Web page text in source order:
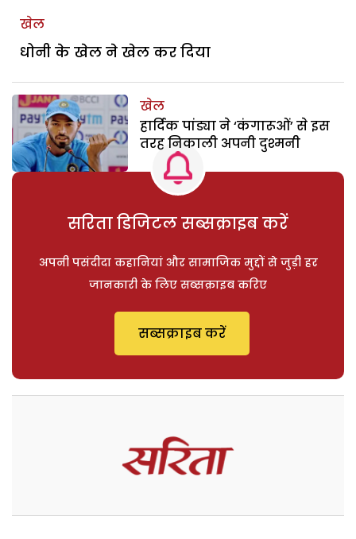
खेल
धोनी के खेल ने खेल कर दिया
खेल
हार्दिक पांड्या ने ‘कंगारूओं’ से इस
तरह निकाली अपनी दुश्मनी
सरिता डिजिटल सब्सक्राइब करें
अपनी पसंदीदा कहानियां और सामाजिक मुद्दों से जुड़ी हर
जानकारी के लिए सब्सक्राइब करिए
सब्सक्राइब करें